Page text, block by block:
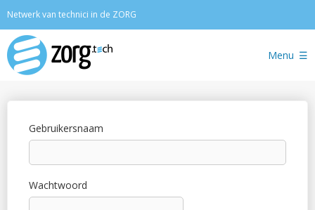
Netwerk van technici in de ZORG
Menu
Gebruikersnaam
Wachtwoord